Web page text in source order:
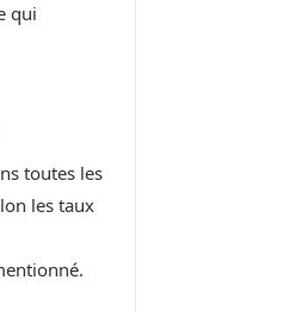
qui
toutes les
les taux